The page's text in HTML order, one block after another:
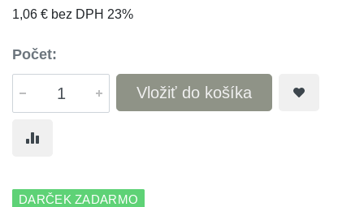
1,06 € bez DPH 23%
Počet:
Vložiť do košíka
DARČEK ZADARMO